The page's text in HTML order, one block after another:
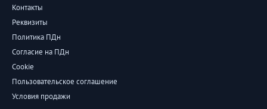
Контакты
Реквизиты
Политика ПДн
Согласие на ПДн
Cookie
Пользовательское соглашение
Условия продажи